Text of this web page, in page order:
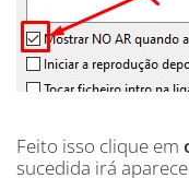
Feito isso clique em
sucedida irá